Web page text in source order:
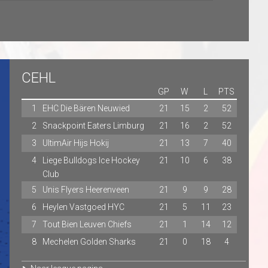
Such situations
and
the imposition
independent
regulations. The
and will, where
the regulatory
CEHL
GP W
PTS
1
EHC Die Bären Neuwied 21 15 2
52
2
Snackpoint Eaters Limburg 21 16 2
52
3
UltimAir Hijs Hokij 21 13 7
40
4
Liege Bulldogs Ice Hockey
Club
21 10 6 38
5 Unis Flyers Heerenveen 21 9 9
28
6
Heylen Vastgoed HYC 21 5 11
23
7
Tout Bien Leuven Chiefs 21 1 14
12
8
Mechelen Golden Sharks 21 0 18 4